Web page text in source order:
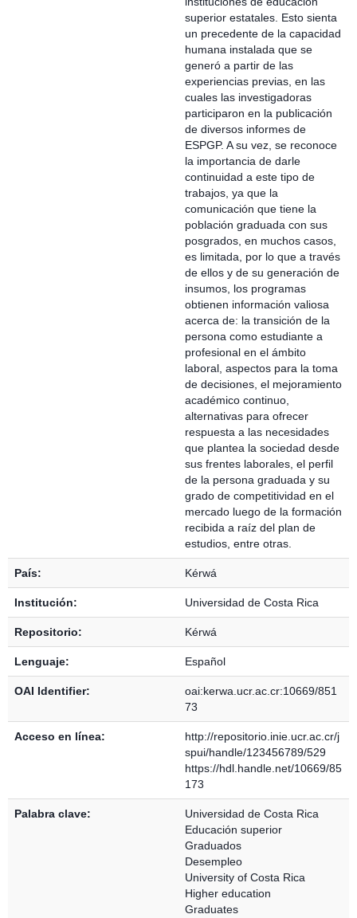
superior estatales. Esto sienta
un precedente de la capacidad
humana instalada que se
generó a partir de las
experiencias previas, en las
cuales las investigadoras
participaron en la publicación
de diversos informes de
ESPGP. A su vez, se reconoce
la importancia de darle
continuidad a este tipo de
trabajos, ya que la
comunicación que tiene la
población graduada con sus
posgrados, en muchos casos,
es limitada, por lo que a través
de ellos y de su generación de
insumos, los programas
obtienen información valiosa
acerca de: la transición de la
persona como estudiante a
profesional en el ámbito
laboral, aspectos para la toma
de decisiones, el mejoramiento
académico continuo,
alternativas para ofrecer
respuesta a las necesidades
que plantea la sociedad desde
sus frentes laborales, el perfil
de la persona graduada y su
grado de competitividad en el
mercado luego de la formación
recibida a raíz del plan de
estudios, entre otras.
País: Kérwá
Institución: Universidad de Costa Rica
Repositorio: Kérwá
Lenguaje: Español
OAI Identifier:
oai:kerwa.ucr.ac.cr:10669/851
73
Acceso en línea:
http://repositorio.inie.ucr.ac.cr/j
spui/handle/123456789/529
https://hdl.handle.net/10669/85
173
Palabra clave:
Universidad de Costa Rica
Educación superior
Graduados
Desempleo
University of Costa Rica
Higher education
Graduates